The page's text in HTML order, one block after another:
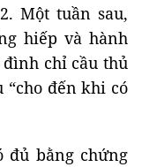
Một tuần sau,
hiếp và hành
chỉ cầu thủ
“cho đến khi có
đủ bằng chứng